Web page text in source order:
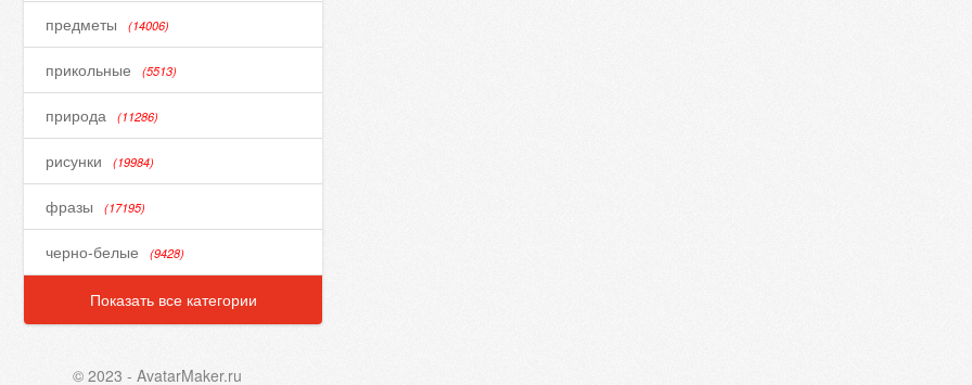
предметы (14006)
прикольные (5513)
природа (11286)
рисунки (19984)
фразы (17195)
черно-белые (9428)
Показать все категории
© 2023 - AvatarMaker.ru